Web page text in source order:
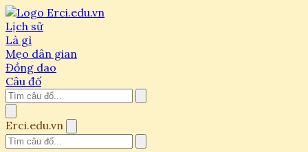
Lịch sử
Là gì
Mẹo dân gian
Đồng dao
Câu đố
Erci.edu.vn